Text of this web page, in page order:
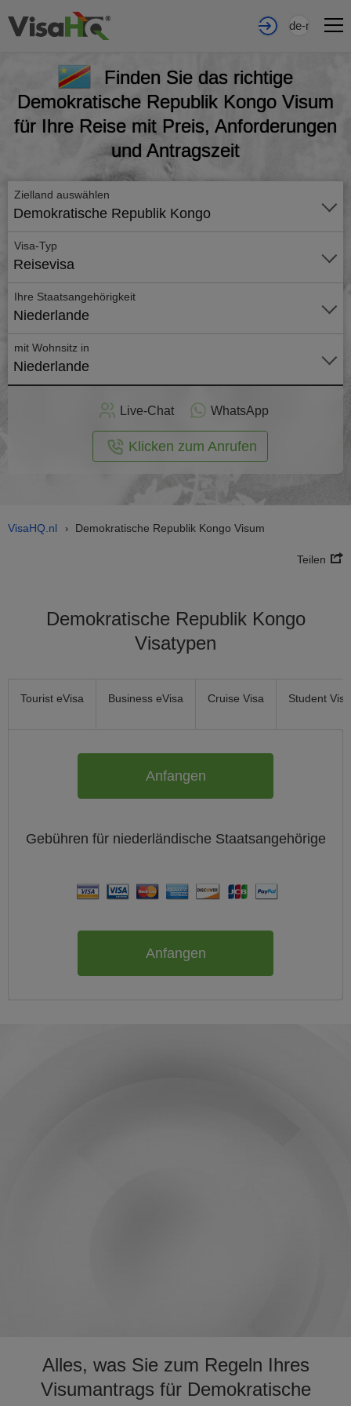
de-nl
Finden Sie das richtige
Demokratische Republik Kongo Visum
für Ihre Reise mit Preis, Anforderungen
und Antragszeit
Zielland auswählen
Demokratische Republik Kongo
Visa-Typ
Reisevisa
Ihre Staatsangehörigkeit
Niederlande
mit Wohnsitz in
Niederlande
Live-Chat WhatsApp
Klicken zum Anrufen
VisaHQ.nl › Demokratische Republik Kongo Visum
Teilen
Demokratische Republik Kongo
Visatypen
Tourist eVisa Business eVisa Cruise Visa Student Visa
Anfangen
Gebühren für niederländische Staatsangehörige
Anfangen
Alles, was Sie zum Regeln Ihres
Visumantrags für Demokratische